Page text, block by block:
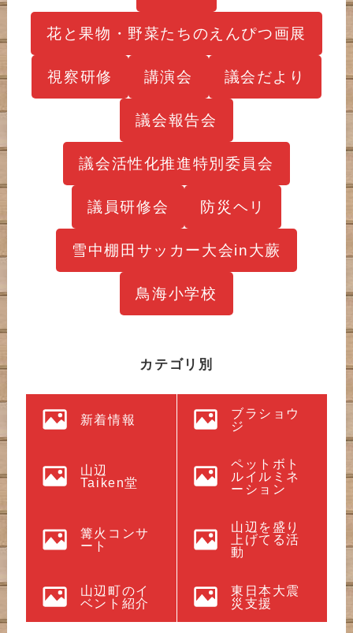
花と果物・野菜たちのえんぴつ画展
視察研修 講演会 議会だより
議会報告会
議会活性化推進特別委員会
議員研修会 防災ヘリ
雪中棚田サッカー大会in大蕨
鳥海小学校
カテゴリ別
新着情報
ブラショウ
ジ
山辺
Taiken堂
ペットボト
ルイルミネ
ーション
篝火コンサ
ート
山辺を盛り
上げてる活
動
山辺町のイ
ベント紹介
東日本大震
災支援